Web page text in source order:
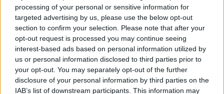
processing of your personal or sensitive information for
targeted advertising by us, please use the below opt-out
section to confirm your selection. Please note that after your
opt-out request is processed you may continue seeing
interest-based ads based on personal information utilized by
us or personal information disclosed to third parties prior to
your opt-out. You may separately opt-out of the further
disclosure of your personal information by third parties on the
IAB’s list of downstream participants. This information may